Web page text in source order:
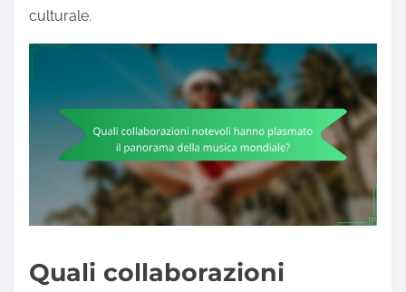
culturale.
Quali collaborazioni